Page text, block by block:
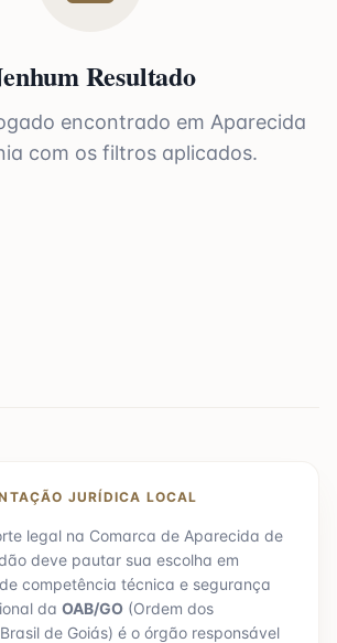
Resultado
encontrado em Aparecida
com os filtros aplicados.
JURÍDICA LOCAL
legal na Comarca de Aparecida de
deve pautar sua escolha em
competência técnica e segurança
da OAB/GO (Ordem dos
de Goiás) é o órgão responsável